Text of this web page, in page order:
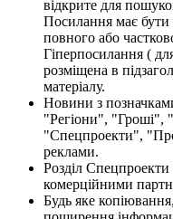
відкрите для
Посилання має бути
повного або
Гіперпосилання (
розміщена в
матеріалу.
Новини з
"Регіони", "Гроші",
"Спецпроекти",
реклами.
Розділ Спецпроекти
комерційними
Будь яке